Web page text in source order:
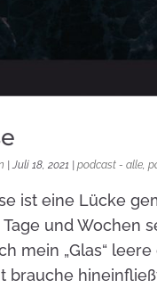
| Juli 18, 2021 |podcast - alle ,
ist eine Lücke
und Wochen
mein „Glas“
brauche